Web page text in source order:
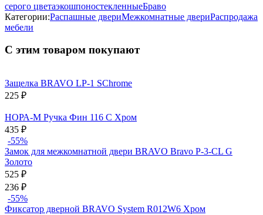
серого цветаэкошпоностекленныеБраво
Категории:Распашные двериМежкомнатные двериРаспродажа
мебели
С этим товаром покупают
Защелка BRAVO LP-1 SChrome
225 ₽
НОРА-М Ручка Фин 116 C Хром
435 ₽
-55%
Замок для межкомнатной двери BRAVO Bravo P-3-CL G
Золото
525 ₽
236 ₽
-55%
Фиксатор дверной BRAVO System R012W6 Хром